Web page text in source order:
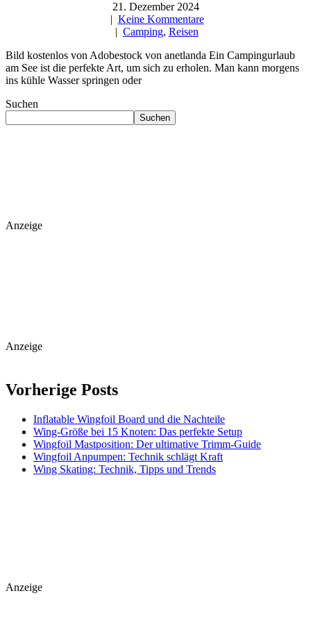
21. Dezember 2024
| Keine Kommentare
| Camping, Reisen
Bild kostenlos von Adobestock von anetlanda Ein Campingurlaub
am See ist die perfekte Art, um sich zu erholen. Man kann morgens
ins kühle Wasser springen oder
Suchen
Suchen
Anzeige
Anzeige
Vorherige Posts
Inflatable Wingfoil Board und die Nachteile
Wing-Größe bei 15 Knoten: Das perfekte Setup
Wingfoil Mastposition: Der ultimative Trimm-Guide
Wingfoil Anpumpen: Technik schlägt Kraft
Wing Skating: Technik, Tipps und Trends
Anzeige